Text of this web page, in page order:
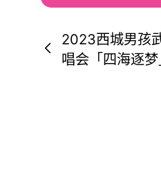
2023西城男孩
唱会「四海逐梦